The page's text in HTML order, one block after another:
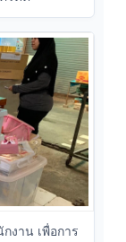
งาน เพื่อการ